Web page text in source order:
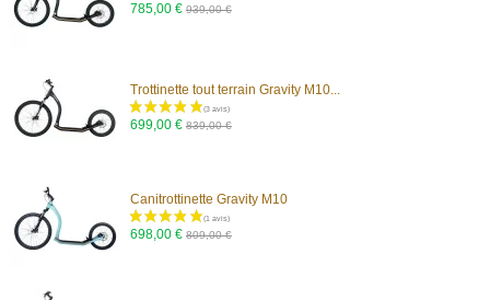
785,00 € 939,00 €
Trottinette tout terrain Gravity M10...
699,00 € 839,00 €
Canitrottinette Gravity M10
698,00 € 809,00 €